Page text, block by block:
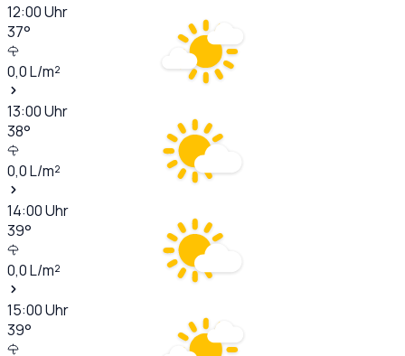
12:00Uhr
37°
0,0L/m²
13:00Uhr
38°
0,0L/m²
14:00Uhr
39°
0,0L/m²
15:00Uhr
39°